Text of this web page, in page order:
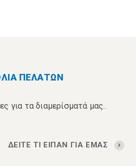
ΠΕΛΑΤΩΝ
για τα διαμερίσματά μας..
ΔΕΙΤΕ ΤΙ ΕΙΠΑΝ ΓΙΑ ΕΜΑΣ